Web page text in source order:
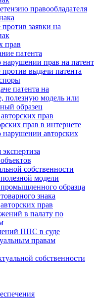
правообладателя
заявки на
прав
патента
нарушении прав на патент
выдачи патента
патента на
полезную модель или
образец
прав
прав в интернете
нарушении авторских
собственности
модели
образца
знака
прав
в палату по
ППС в суде
правам
собственности